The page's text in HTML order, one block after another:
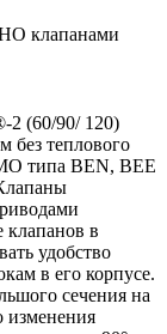
клапанами
(60/90/ 120)
без теплового
типа BEN, BEE
в
удобство
в его корпусе.
сечения на
изменения